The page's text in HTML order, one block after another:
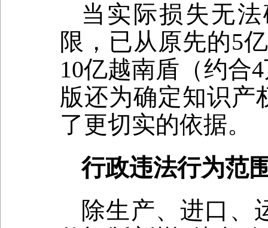
当实际损失无
限，已从原先的5
10亿越南盾（约合
版还为确定知识产
了更切实的依据。
行政违法行为范
除生产、进口、